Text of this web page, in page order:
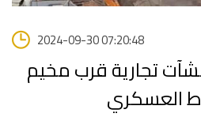
2024-09-30 07:20:48
تجارية قرب مخيم
العسكري